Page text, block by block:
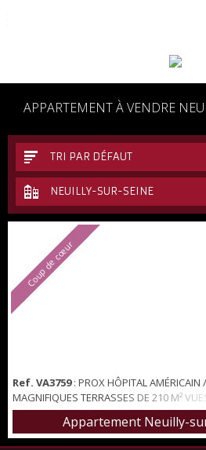
APPARTEMENT À VENDRE
TRI PAR DÉFAUT
NEUILLY-SUR-SEINE
Coup de cœur
Ref. VA3759: PROX HÔPITAL AMÉRICAIN
MAGNIFIQUES TERRASSES DE 210 M²
Bel appartement de style contemporain,
duplex, situé aux deux derniers étages
bien entretenue, avec gardien à
Appartement Neuilly-